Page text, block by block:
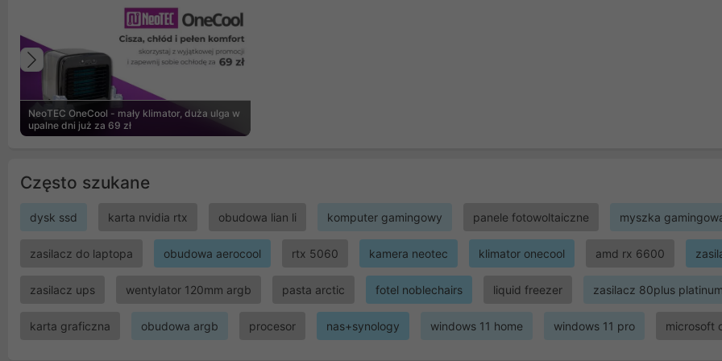
NeoTEC OneCool - mały klimator, duża ulga w
upalne dni już za 69 zł
Poprzedni
Często szukane
dysk ssd karta nvidia rtx obudowa lian li komputer gamingowy panele fotowoltaiczne myszka
zasilacz do laptopa obudowa aerocool rtx 5060 kamera neotec klimator onecool amd rx 6600
zasilacz ups wentylator 120mm argb pasta arctic fotel noblechairs liquid freezer zasilacz 80plus platinum
karta graficzna obudowa argb procesor nas+synology windows 11 home windows 11 pro microsoft